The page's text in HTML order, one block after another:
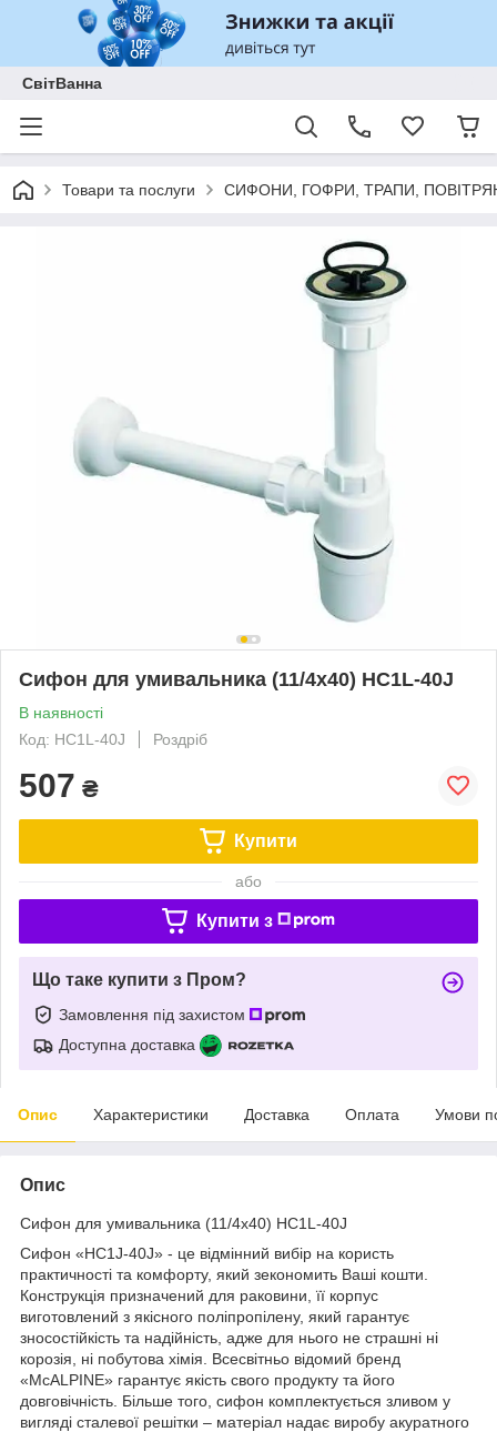
СвітВанна
Товари та послуги СИФОНИ, ГОФРИ, ТРАПИ,
Сифон для умивальника (11/4х40) HC1L-40J
В наявності
Код: HC1L-40J
Роздріб
507 ₴
Купити
або
Купити з
Що таке купити з Пром?
Замовлення під захистом
Доступна доставка
Опис Характеристики Доставка Оплата Умови
Опис
Сифон для умивальника (11/4х40) HC1L-40J
Сифон «HC1J-40J» - це відмінний вибір на користь
практичності та комфорту, який зекономить Ваші кошти.
Конструкція призначений для раковини, її корпус
виготовлений з якісного поліпропілену, який гарантує
зносостійкість та надійність, адже для нього не страшні ні
корозія, ні побутова хімія. Всесвітньо відомий бренд
«McALPINE» гарантує якість свого продукту та його
довговічність. Більше того, сифон комплектується зливом у
вигляді сталевої решітки – матеріал надає виробу акуратного